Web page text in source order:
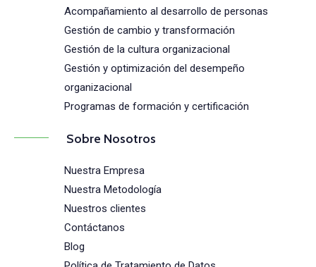
Acompañamiento al desarrollo de personas
Gestión de cambio y transformación
Gestión de la cultura organizacional
Gestión y optimización del desempeño
organizacional
Programas de formación y certificación
Sobre Nosotros
Nuestra Empresa
Nuestra Metodología
Nuestros clientes
Contáctanos
Blog